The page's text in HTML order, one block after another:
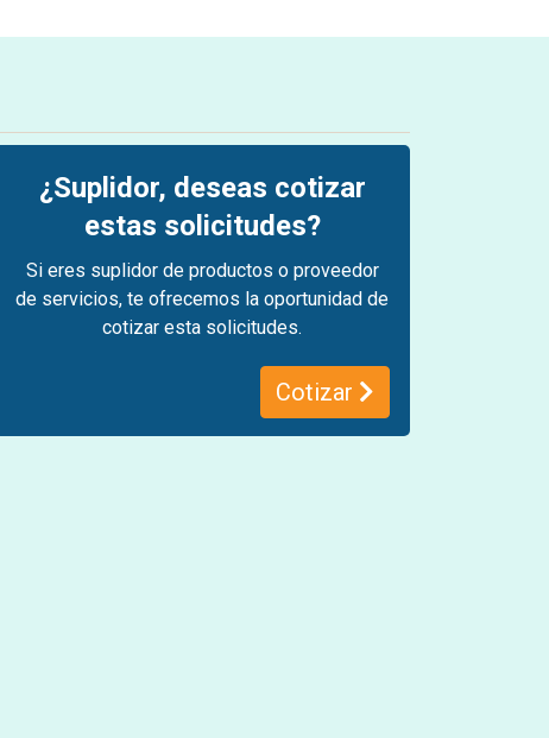
¿Suplidor, deseas cotizar
estas solicitudes?
Si eres suplidor de productos o proveedor
de servicios, te ofrecemos la oportunidad de
cotizar esta solicitudes.
Cotizar